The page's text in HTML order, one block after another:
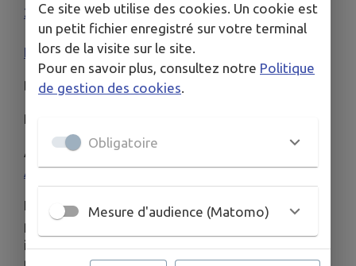
20 mai 2026en salle | 2h
12min |Action,Aventure,Fantastique ,Science
Fiction
DeJon Favreau
Par
AvecPedro Pascal , Sigourney Weaver
Allen White
La chute du maléfique Empire Galactique a
précipité la dispersion des seigneurs de guerre
impériaux à travers la galaxie… Pour protéger
Ce site web utilise des cookies. Un cookie est
un petit fichier enregistré sur votre terminal
lors de la visite sur le site.
Pour en savoir plus, consultez notre Politique
de gestion des cookies.
Obligatoire
Mesure d'audience (Matomo)